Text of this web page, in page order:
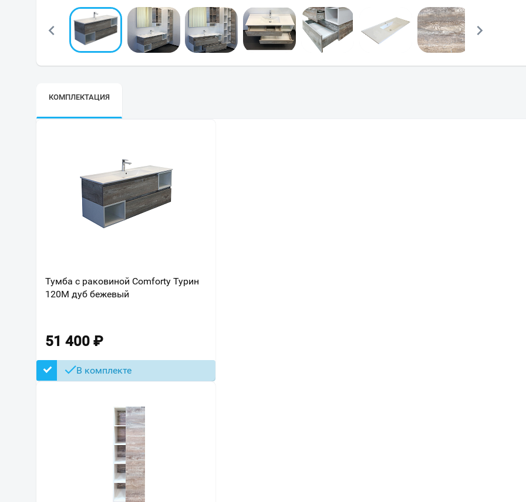
КОМПЛЕКТАЦИЯ
Тумба с раковиной Comforty Турин
120М дуб бежевый
51 400 ₽
В комплекте